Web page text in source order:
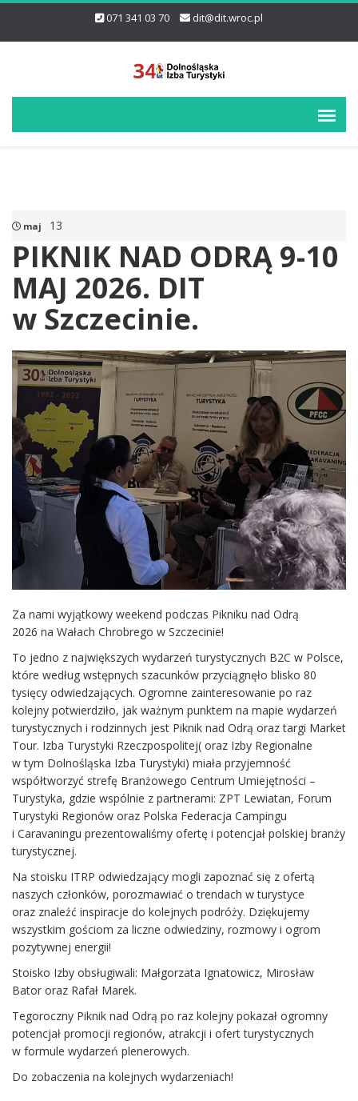
071 341 03 70 dit@dit.wroc.pl
maj 13
PIKNIK NAD ODRĄ 9-10
MAJ 2026. DIT
w Szczecinie.
Za nami wyjątkowy weekend podczas Pikniku nad Odrą
2026 na Wałach Chrobrego w Szczecinie!
To jedno z największych wydarzeń turystycznych B2C w Polsce,
które według wstępnych szacunków przyciągnęło blisko 80
tysięcy odwiedzających. Ogromne zainteresowanie po raz
kolejny potwierdziło, jak ważnym punktem na mapie wydarzeń
turystycznych i rodzinnych jest Piknik nad Odrą oraz targi Market
Tour. Izba Turystyki Rzeczpospolitej( oraz Izby Regionalne
w tym Dolnośląska Izba Turystyki) miała przyjemność
współtworzyć strefę Branżowego Centrum Umiejętności –
Turystyka, gdzie wspólnie z partnerami: ZPT Lewiatan, Forum
Turystyki Regionów oraz Polska Federacja Campingu
i Caravaningu prezentowaliśmy ofertę i potencjał polskiej branży
turystycznej.
Na stoisku ITRP odwiedzający mogli zapoznać się z ofertą
naszych członków, porozmawiać o trendach w turystyce
oraz znaleźć inspiracje do kolejnych podróży. Dziękujemy
wszystkim gościom za liczne odwiedziny, rozmowy i ogrom
pozytywnej energii!
Stoisko Izby obsługiwali: Małgorzata Ignatowicz, Mirosław
Bator oraz Rafał Marek.
Tegoroczny Piknik nad Odrą po raz kolejny pokazał ogromny
potencjał promocji regionów, atrakcji i ofert turystycznych
w formule wydarzeń plenerowych.
Do zobaczenia na kolejnych wydarzeniach!